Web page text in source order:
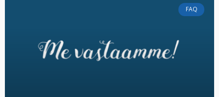
FAQ